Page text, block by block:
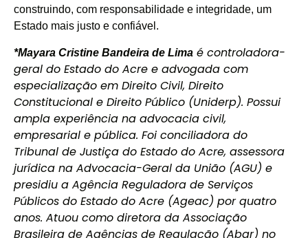
construindo, com responsabilidade e integridade, um
Estado mais justo e confiável.
*Mayara Cristine Bandeira de Lima é controladora-
geral do Estado do Acre e advogada com
especialização em Direito Civil, Direito
Constitucional e Direito Público (Uniderp). Possui
ampla experiência na advocacia civil,
empresarial e pública. Foi conciliadora do
Tribunal de Justiça do Estado do Acre, assessora
jurídica na Advocacia-Geral da União (AGU) e
presidiu a Agência Reguladora de Serviços
Públicos do Estado do Acre (Ageac) por quatro
anos. Atuou como diretora da Associação
Brasileira de Agências de Regulação (Abar) no